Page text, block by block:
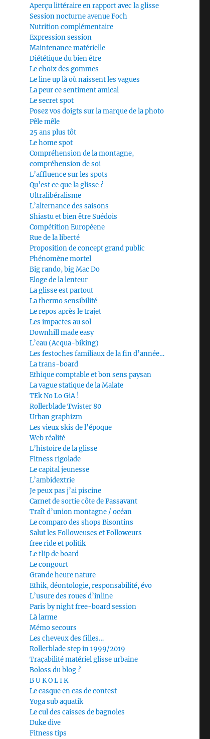
Aperçu littéraire en rapport avec la glisse
Session nocturne avenue Foch
Nutrition complémentaire
Expression session
Maintenance matérielle
Diététique du bien être
Le choix des gommes
Le line up là où naissent les vagues
La peur ce sentiment amical
Le secret spot
Posez vos doigts sur la marque de la photo
Pêle mêle
25 ans plus tôt
Le home spot
Compréhension de la montagne,
compréhension de soi
L’affluence sur les spots
Qu’est ce que la glisse ?
Ultralibéralisme
L’alternance des saisons
Shiastu et bien être Suédois
Compétition Européene
Rue de la liberté
Proposition de concept grand public
Phénomène mortel
Big rando, big Mac Do
Eloge de la lenteur
La glisse est partout
La thermo sensibilité
Le repos après le trajet
Les impactes au sol
Downhill made easy
L’eau (Acqua-biking)
Les festoches familiaux de la fin d’année…
La trans-board
Ethique comptable et bon sens paysan
La vague statique de la Malate
TEk No Lo GiA !
Rollerblade Twister 80
Urban graphizm
Les vieux skis de l’époque
Web réalité
L’histoire de la glisse
Fitness rigolade
Le capital jeunesse
L’ambidextrie
Je peux pas j’ai piscine
Carnet de sortie côte de Passavant
Traît d’union montagne / océan
Le comparo des shops Bisontins
Salut les Followeuses et Followeurs
free ride et politik
Le flip de board
Le congourt
Grande heure nature
Ethik, déontologie, responsabilité, évo
L’usure des roues d’inline
Paris by night free-board session
Là larme
Mémo secours
Les cheveux des filles…
Rollerblade step in 1999/2019
Traçabilité matériel glisse urbaine
Boloss du blog ?
B U K O L I K
Le casque en cas de contest
Yoga sub aquatik
Le cul des caisses de bagnoles
Duke dive
Fitness tips